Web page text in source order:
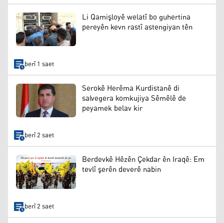
Li Qamişloyê welatî bo guhertina
pereyên kevn rastî astengiyan tên
berî 1 saet
Serokê Herêma Kurdistanê di
salvegera komkujiya Sêmêlê de
peyamek belav kir
berî 2 saet
Berdevkê Hêzên Çekdar ên Iraqê: Em
tevlî şerên deverê nabin
berî 2 saet